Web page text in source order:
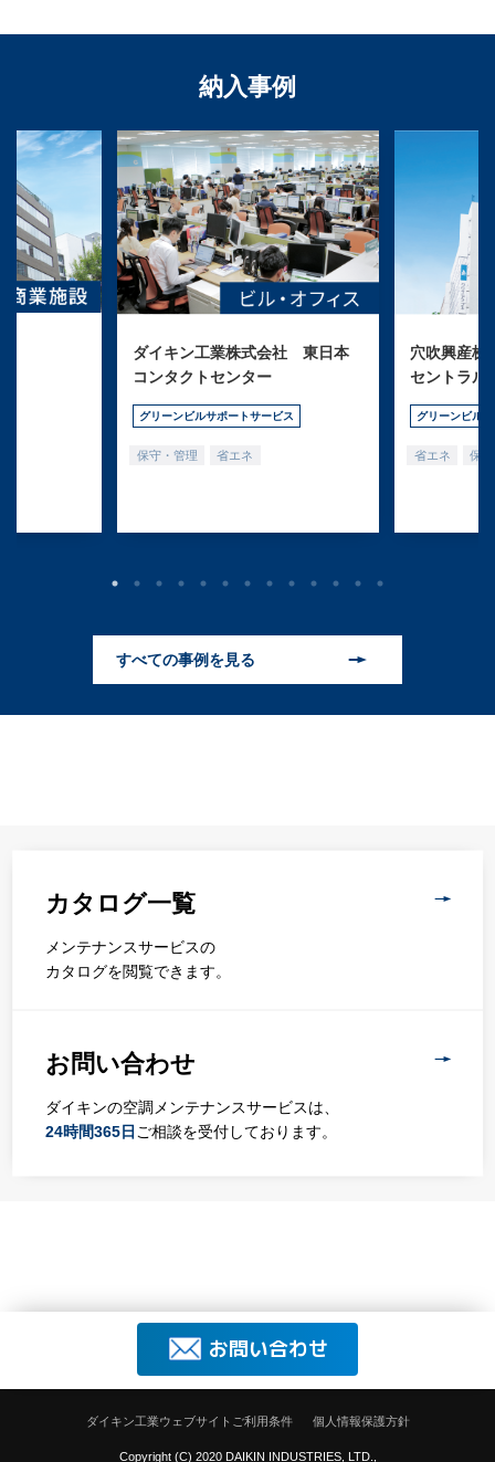
納入事例
ダイキン工業株式会社 東日本
コンタクトセンター
グリーンビルサポートサービス
保守・管理 省エネ
穴吹興産株
セントラル
グリーンビル
省エネ 保
すべての事例を見る
カタログ一覧
メンテナンスサービスの
カタログを閲覧できます。
お問い合わせ
ダイキンの空調メンテナンスサービスは、
24時間365日 ご相談を受付しております。
お問い合わせ
ダイキン工業ウェブサイトご利用条件 個人情報保護方針
Copyright (C) 2020 DAIKIN INDUSTRIES, LTD.,